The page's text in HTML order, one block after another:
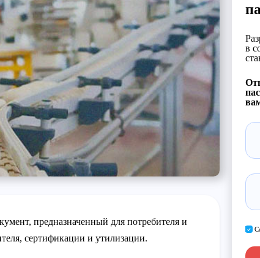
предназначенный для потребителя и
сертификации и утилизации.
в